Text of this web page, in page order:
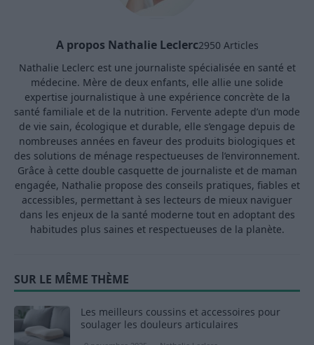
A propos Nathalie Leclerc2950 Articles
Nathalie Leclerc est une journaliste spécialisée en santé et
médecine. Mère de deux enfants, elle allie une solide
expertise journalistique à une expérience concrète de la
santé familiale et de la nutrition. Fervente adepte d’un mode
de vie sain, écologique et durable, elle s’engage depuis de
nombreuses années en faveur des produits biologiques et
des solutions de ménage respectueuses de l’environnement.
Grâce à cette double casquette de journaliste et de maman
engagée, Nathalie propose des conseils pratiques, fiables et
accessibles, permettant à ses lecteurs de mieux naviguer
dans les enjeux de la santé moderne tout en adoptant des
habitudes plus saines et respectueuses de la planète.
SUR LE MÊME THÈME
Les meilleurs coussins et accessoires pour
soulager les douleurs articulaires